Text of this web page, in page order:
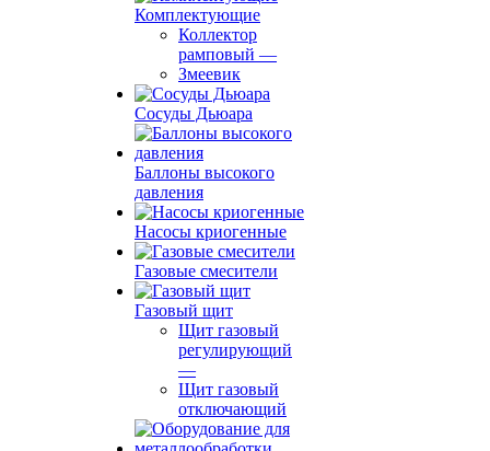
Комплектующие
Коллектор
рамповый —
Змеевик
Сосуды Дьюара
Баллоны высокого
давления
Насосы криогенные
Газовые смесители
Газовый щит
Щит газовый
регулирующий
—
Щит газовый
отключающий